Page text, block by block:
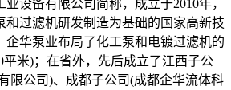
设备有限公司简称，成立于2010年，
和过滤机研发制造为基础的国家高新技
企华泵业布局了化工泵和电镀过滤机的
平米)；在省外，先后成立了江西子公
限公司)、成都子公司(成都企华流体科